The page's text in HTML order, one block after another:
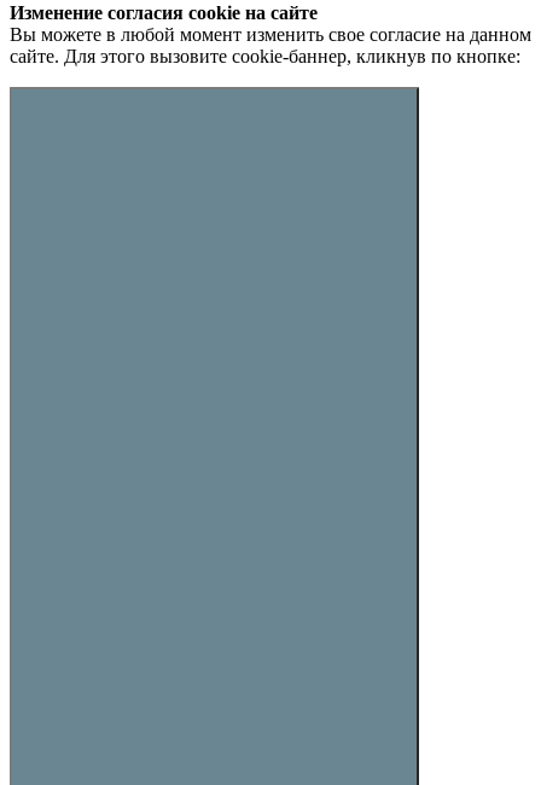
Изменение согласия cookie на сайте
Вы можете в любой момент изменить свое согласие на данном
сайте. Для этого вызовите cookie-баннер, кликнув по кнопке: